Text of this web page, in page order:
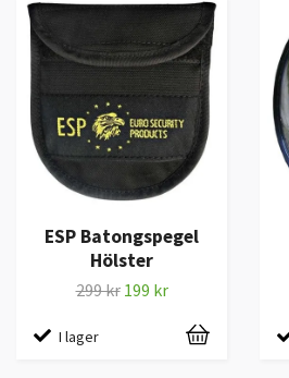
ESP Batongspegel
Hölster
299 kr 199 kr
I lager